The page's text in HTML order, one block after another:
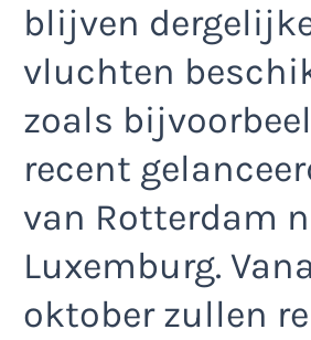
blijven
vluchten
zoals
recent
van Rotterdam
Luxemburg.
oktober zullen